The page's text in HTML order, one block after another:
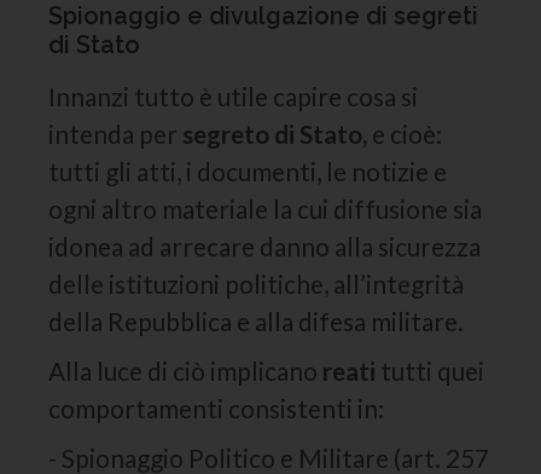
Spionaggio e divulgazione di segreti
di Stato
Innanzi tutto è utile capire cosa si
intenda per segreto di Stato, e cioè:
tutti gli atti, i documenti, le notizie e
ogni altro materiale la cui diffusione sia
idonea ad arrecare danno alla sicurezza
delle istituzioni politiche, all’integrità
della Repubblica e alla difesa militare.
Alla luce di ciò implicano reati tutti quei
comportamenti consistenti in:
- Spionaggio Politico e Militare (art. 257